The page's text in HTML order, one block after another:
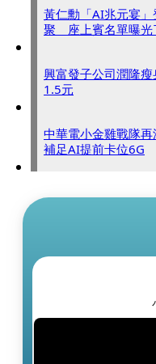
黃仁勳「AI兆元宴
聚 座上賓名單曝光
興富發子公司潤隆
1.5元
中華電小金雞戰隊
補足AI提前卡位6G